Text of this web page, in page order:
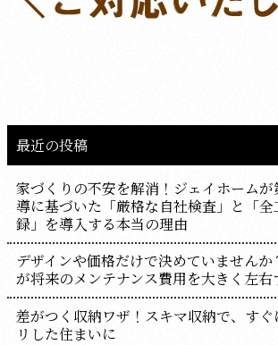
最近の投稿
家づくりの不安を解消！ジェイホーム
導に基づいた「厳格な自社検査」と「
録」を導入する本当の理由
デザインや価格だけで決めていませんか
が将来のメンテナンス費用を大きく左右
差がつく収納ワザ！スキマ収納で、す
リした住まいに